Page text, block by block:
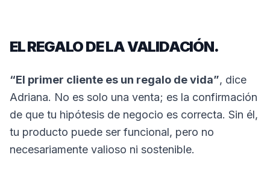
EL REGALO DE LA VALIDACIÓN.
“El primer cliente es un regalo de vida”, dice
Adriana. No es solo una venta; es la confirmación
de que tu hipótesis de negocio es correcta. Sin él,
tu producto puede ser funcional, pero no
necesariamente valioso ni sostenible.